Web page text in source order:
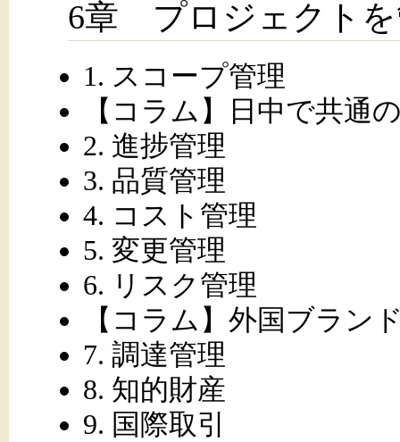
6章 プロジェクトを
1. スコープ管理
【コラム】日中で共通
2. 進捗管理
3. 品質管理
4. コスト管理
5. 変更管理
6. リスク管理
【コラム】外国ブラン
7. 調達管理
8. 知的財産
9. 国際取引